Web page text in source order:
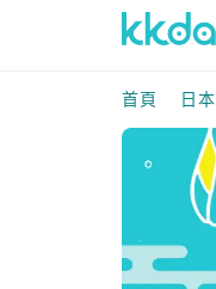
首頁 日本